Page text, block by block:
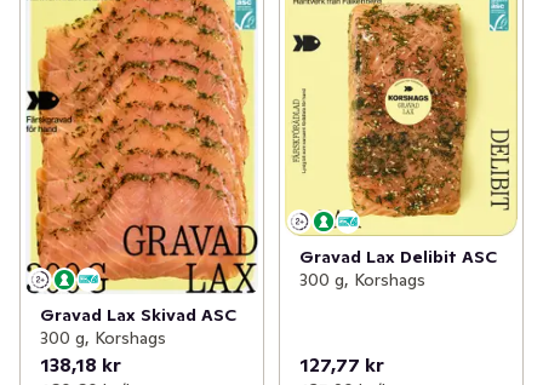
Gravad Lax Skivad ASC
300 g, Korshags
138,18 kr
Gravad Lax Delibit ASC
300 g, Korshags
127,77 kr